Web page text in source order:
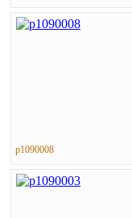
p1090008